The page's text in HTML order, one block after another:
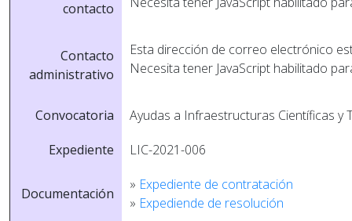
contacto
Contacto
administrativo
Esta dirección de correo electrónico
Necesita tener JavaScript habilitado
Convocatoria
Ayudas a Infraestructuras Cientí­ficas y
Expediente
LIC-2021-006
Documentación
» Expediente de contratación
» Expediende de resolución